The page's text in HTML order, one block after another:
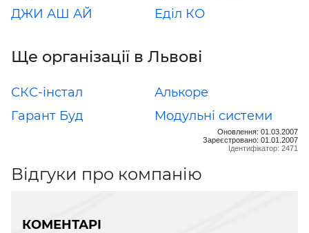
ДЖИ АШ АЙ
Еділ КО
Ще організації в Львові
СКС-інстал
Алькоре
Гарант Буд
Модульні системи
Оновлення: 01.03.2007
Зареєстровано: 01.01.2007
Ідентифікатор: 2471
Відгуки про компанію
КОМЕНТАРІ